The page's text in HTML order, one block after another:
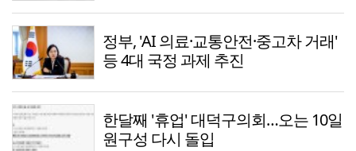
정부, 'AI 의료·교통안전·중고차 거래'
등 4대 국정 과제 추진
한달째 '휴업' 대덕구의회…오는 10일
원구성 다시 돌입